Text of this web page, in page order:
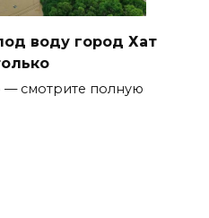
воду город Хат
— смотрите полную